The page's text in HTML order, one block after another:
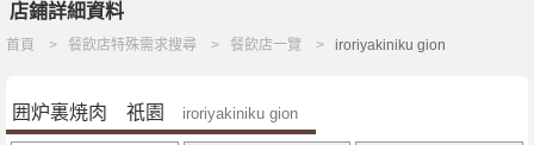
店鋪詳細資料
首頁 餐飲店特殊需求搜尋 餐飲店一覽 iroriyakiniku gion
囲炉裏焼肉 祇園 iroriyakiniku gion